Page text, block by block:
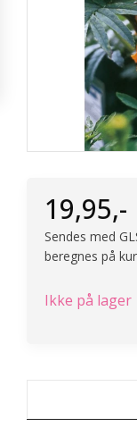
19,95,-
Sendes med
beregnes på
Ikke på lager